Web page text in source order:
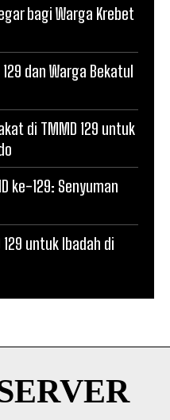
bagi Warga Krebet
dan Warga Bekatul
di TMMD 129 untuk
ke-129: Senyuman
untuk Ibadah di